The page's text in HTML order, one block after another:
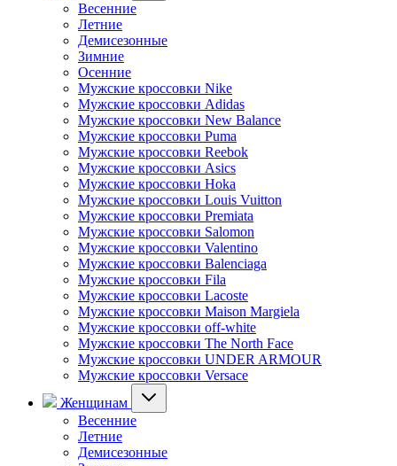
Весенние
Летние
Демисезонные
Зимние
Осенние
Мужские кроссовки Nike
Мужские кроссовки Adidas
Мужские кроссовки New Balance
Мужские кроссовки Puma
Мужские кроссовки Reebok
Мужские кроссовки Asics
Мужские кроссовки Hoka
Мужские кроссовки Louis Vuitton
Мужские кроссовки Premiata
Мужские кроссовки Salomon
Мужские кроссовки Valentino
Мужские кроссовки Balenciaga
Мужские кроссовки Fila
Мужские кроссовки Lacoste
Мужские кроссовки Maison Margiela
Мужские кроссовки off-white
Мужские кроссовки The North Face
Мужские кроссовки UNDER ARMOUR
Мужские кроссовки Versace
Женщинам
Весенние
Летние
Демисезонные